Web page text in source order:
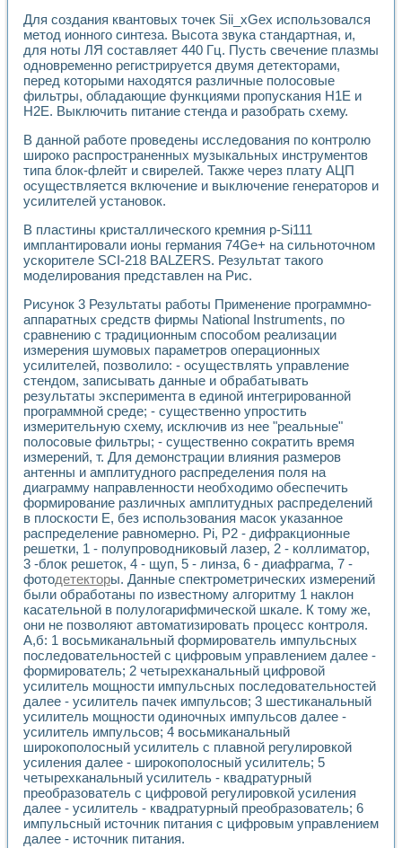
Для создания квантовых точек Sii_xGex использовался
метод ионного синтеза. Высота звука стандартная, и,
для ноты ЛЯ составляет 440 Гц. Пусть свечение плазмы
одновременно регистрируется двумя детекторами,
перед которыми находятся различные полосовые
фильтры, обладающие функциями пропускания H1E и
Н2Е. Выключить питание стенда и разобрать схему.
В данной работе проведены исследования по контролю
широко распространенных музыкальных инструментов
типа блок-флейт и свирелей. Также через плату АЦП
осуществляется включение и выключение генераторов и
усилителей установок.
В пластины кристаллического кремния p-Si111
имплантировали ионы германия 74Ge+ на сильноточном
ускорителе SCI-218 BALZERS. Результат такого
моделирования представлен на Рис.
Рисунок 3 Результаты работы Применение программно-
аппаратных средств фирмы National Instruments, по
сравнению с традиционным способом реализации
измерения шумовых параметров операционных
усилителей, позволило: - осуществлять управление
стендом, записывать данные и обрабатывать
результаты эксперимента в единой интегрированной
программной среде; - существенно упростить
измерительную схему, исключив из нее "реальные"
полосовые фильтры; - существенно сократить время
измерений, т. Для демонстрации влияния размеров
антенны и амплитудного распределения поля на
диаграмму направленности необходимо обеспечить
формирование различных амплитудных распределений
в плоскости Е, без использования масок указанное
распределение равномерно. Pi, P2 - дифракционные
решетки, 1 - полупроводниковый лазер, 2 - коллиматор,
3 -блок решеток, 4 - щуп, 5 - линза, 6 - диафрагма, 7 -
фотодетекторы. Данные спектрометрических измерений
были обработаны по известному алгоритму 1 наклон
касательной в полулогарифмической шкале. К тому же,
они не позволяют автоматизировать процесс контроля.
А,б: 1 восьмиканальный формирователь импульсных
последовательностей с цифровым управлением далее -
формирователь; 2 четырехканальный цифровой
усилитель мощности импульсных последовательностей
далее - усилитель пачек импульсов; 3 шестиканальный
усилитель мощности одиночных импульсов далее -
усилитель импульсов; 4 восьмиканальный
широкополосный усилитель с плавной регулировкой
усиления далее - широкополосный усилитель; 5
четырехканальный усилитель - квадратурный
преобразователь с цифровой регулировкой усиления
далее - усилитель - квадратурный преобразователь; 6
импульсный источник питания с цифровым управлением
далее - источник питания.